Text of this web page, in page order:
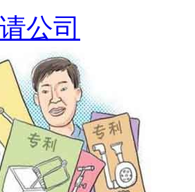
公司